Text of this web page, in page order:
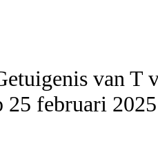
25 februari 2025